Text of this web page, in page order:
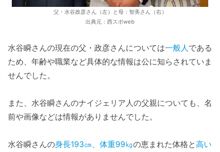
父・水谷政彦さん（左）と母：智美さん（右）
出典元：西スポweb
水谷瞬さんの現在の父・政彦さんについては一般人 である
ため、年齢や職業など具体的な情報は公に知らされていま
せんでした。
また、水谷瞬さんのナイジェリア人の父親についても、名
前や画像などは情報がありませんでした。
水谷瞬さんの身長193㎝、体重99㎏の恵まれた体格と高い